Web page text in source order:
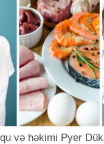
və həkimi Pyer